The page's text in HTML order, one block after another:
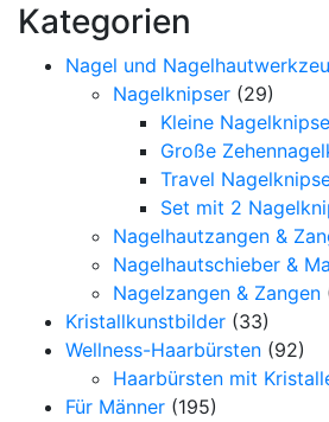
Kategorien
Nagel und
Nagelknipser (29)
Kleine
Große
Travel
Set mit 2
Nagelhautzangen &
Nagelhautschieber &
Nagelzangen & Zangen
Kristallkunstbilder (33)
Wellness-Haarbürsten (92)
Haarbürsten mit
Für Männer (195)